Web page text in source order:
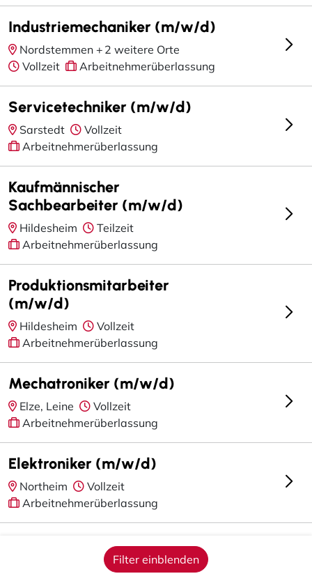
Filter einblenden
Industriemechaniker (m/w/d)
Nordstemmen + 2 weitere Orte
Vollzeit
Arbeitnehmerüberlassung
Servicetechniker (m/w/d)
Sarstedt
Vollzeit
Arbeitnehmerüberlassung
Kaufmännischer
Sachbearbeiter (m/w/d)
Hildesheim
Teilzeit
Arbeitnehmerüberlassung
Produktionsmitarbeiter
(m/w/d)
Hildesheim
Vollzeit
Arbeitnehmerüberlassung
Mechatroniker (m/w/d)
Elze, Leine
Vollzeit
Arbeitnehmerüberlassung
Elektroniker (m/w/d)
Northeim
Vollzeit
Arbeitnehmerüberlassung
Servicetechniker (m/w/d)
Vollzeit